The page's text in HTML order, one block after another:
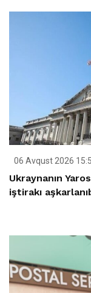
06 Avqust 2026
Ukraynanın
iştirakı